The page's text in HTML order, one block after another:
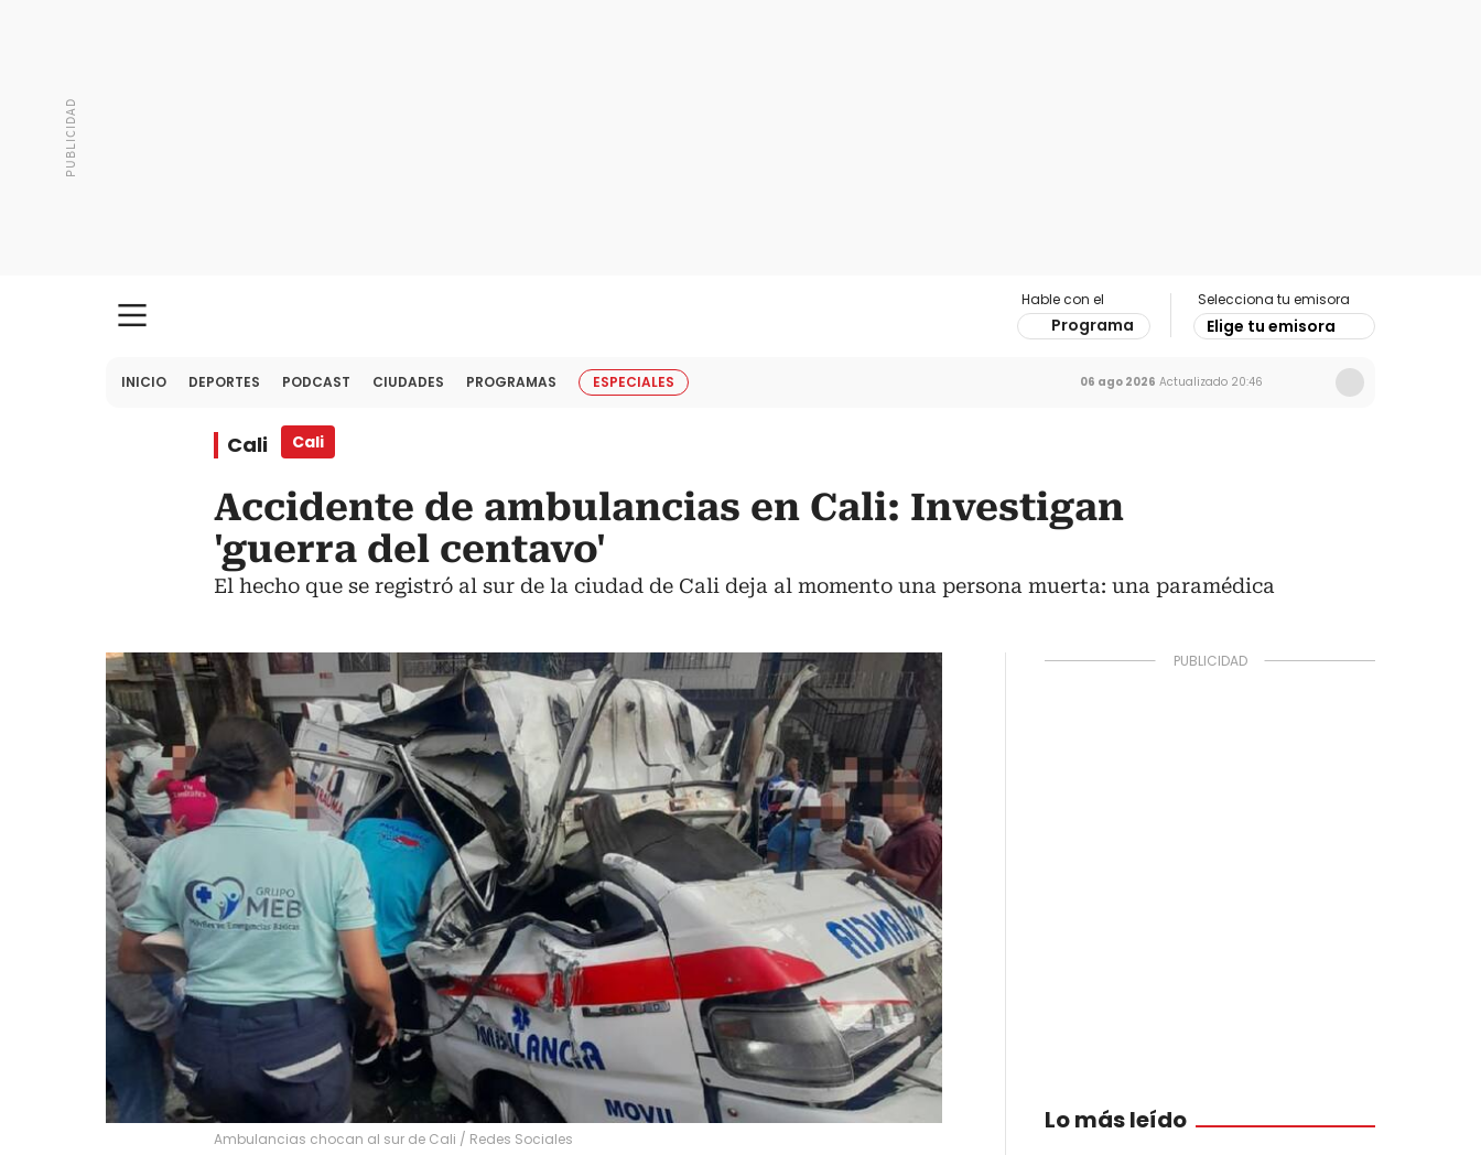
Hable con el
Programa
Selecciona tu emisora
Elige tu emisora
INICIO DEPORTES PODCAST CIUDADES PROGRAMAS ESPECIALES 06 ago 2026 Actualizado 20:46
Cali Cali
Accidente de ambulancias en Cali: Investigan
'guerra del centavo'
El hecho que se registró al sur de la ciudad de Cali deja al momento una persona muerta: una paramédica
Ambulancias chocan al sur de Cali / Redes Sociales
Lo más leído